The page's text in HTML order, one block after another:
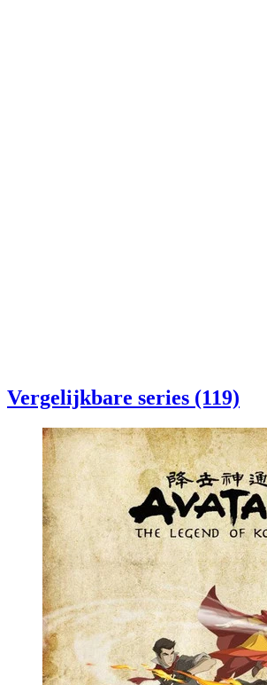
Vergelijkbare series (119)